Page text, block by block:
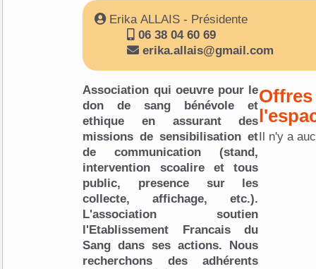
Erika ALLAIS - Présidente
06 38 04 60 69
erika.allais@gmail.com
Association qui oeuvre pour le
don de sang bénévole et
ethique en assurant des
missions de sensibilisation et
de communication (stand,
intervention scoalire et tous
public, presence sur les
collecte, affichage, etc.).
L'association soutien
l'Etablissement Francais du
Sang dans ses actions. Nous
recherchons des adhérents
Il n'y a